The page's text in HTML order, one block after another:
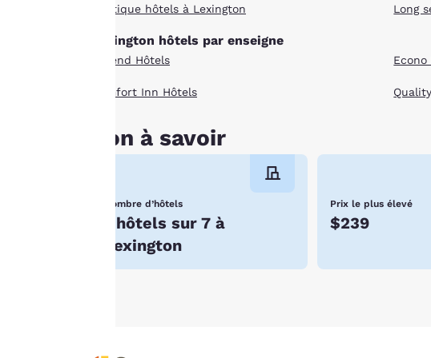
fill of history, take in the action at the Virginia Horse
boasts a five-mile cross country course, 12 show rings, an
U.S. history in a scenic location, then this is the perfect
Boutique hôtels à Lexington Long
Lexington hôtels par enseigne
Ascend Hôtels
Comfort Inn Hôtels
Econo
Bon à savoir
Nombre d’hôtels
1 hôtels sur 7 à
Lexington
Prix le plus élevé
$239
En cliquant sur
« Refuser tous les
cookies », les
lesquels le
requis ne seront pas
stockés sur votre
d’informations,
consultez notre